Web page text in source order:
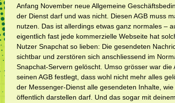
Anfang November neue Allgemeine
der Dienst darf und was nicht. Diesen AGB muss
nutzen. Das ist allerdings etwas ganz normales –
eigentlich fast jede kommerzielle Webseite hat
Nutzer Snapchat so lieben: Die gesendeten
sichtbar und zerstören sich anschliessend im
Snapchat-Servern gelöscht. Umso grösser war
seinen AGB festlegt, dass wohl nicht mehr alles
der Messenger-Dienst alle gesendeten Inhalte,
öffentlich darstellen darf. Und das sogar mit